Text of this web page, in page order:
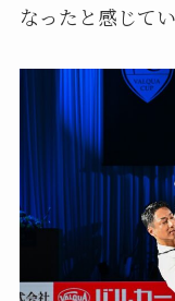
なったと感じてい